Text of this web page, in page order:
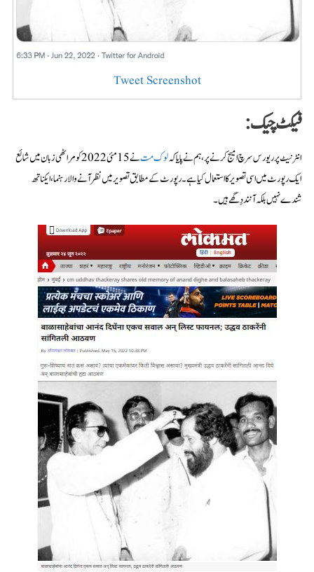
Tweet Screenshot
فیکٹ چیک:
انٹرنیٹ پر ریورس سرچ امیج کرنے پر، ہم نے پایا کہلوک مت
نے 15 مئی 2022 کو مراٹھی زبان میں شائع
ایک رپورٹ میں اسی تصویر کا استعمال کیا ہے۔ رپورٹ کے مطابق تصویر میں نظر آنے والا رہنما، ایکناتھ
شندے نہیں بلکہ آنند دِگھے ہیں۔